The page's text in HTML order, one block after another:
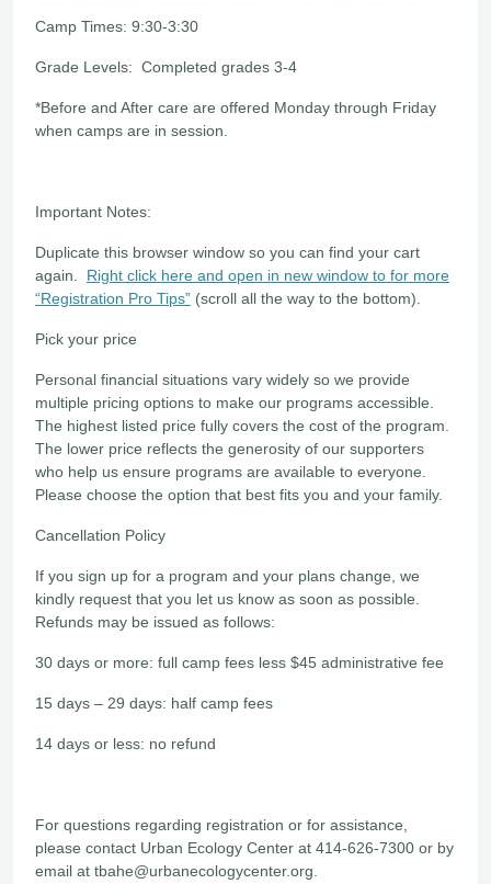
Camp Times: 9:30-3:30
Grade Levels: Completed grades 3-4
*Before and After care are offered Monday through Friday
when camps are in session.
Important Notes:
Duplicate this browser window so you can find your cart
again. Right click here and open in new window to for more
“Registration Pro Tips” (scroll all the way to the bottom).
Pick your price
Personal financial situations vary widely so we provide
multiple pricing options to make our programs accessible.
The highest listed price fully covers the cost of the program.
The lower price reflects the generosity of our supporters
who help us ensure programs are available to everyone.
Please choose the option that best fits you and your family.
Cancellation Policy
If you sign up for a program and your plans change, we
kindly request that you let us know as soon as possible.
Refunds may be issued as follows:
30 days or more: full camp fees less $45 administrative fee
15 days – 29 days: half camp fees
14 days or less: no refund
For questions regarding registration or for assistance,
please contact Urban Ecology Center at 414-626-7300 or by
email at tbahe@urbanecologycenter.org.